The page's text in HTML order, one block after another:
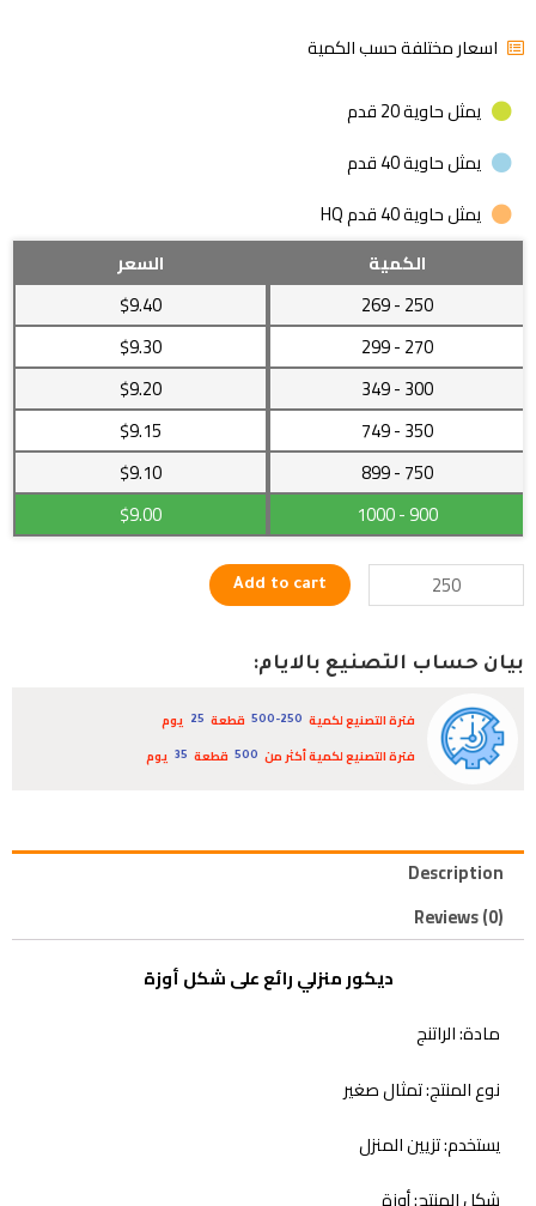
اسعار مختلفة حسب الكمية
يمثل حاوية 20 قدم
يمثل حاوية 40 قدم
يمثل حاوية 40 قدم HQ
الكمية
السعر
250
- 269
$9.40
270
- 299
$9.30
300
- 349
$9.20
350
- 749
$9.15
750
- 899
$9.10
900
- 1000
$9.00
منزلي
على
شكل
quantity
Add to cart
بيان حساب التصنيع بالايام:
فترة التصنيع لكمية 500-250 قطعة 25
يوم
فترة التصنيع لكمية أكثر من
500 قطعة 35 يوم
Description
Reviews (0)
ديكور منزلي رائع على شكل أوزة
مادة: الراتنج
نوع المنتج: تمثال صغير
يستخدم: تزيين المنزل